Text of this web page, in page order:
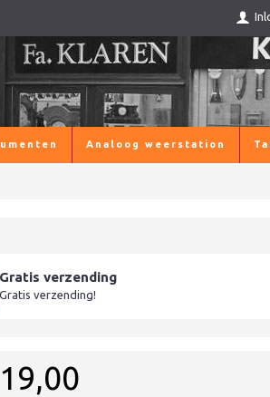
Analoog weerstation
Gratis verzending
Gratis verzending!